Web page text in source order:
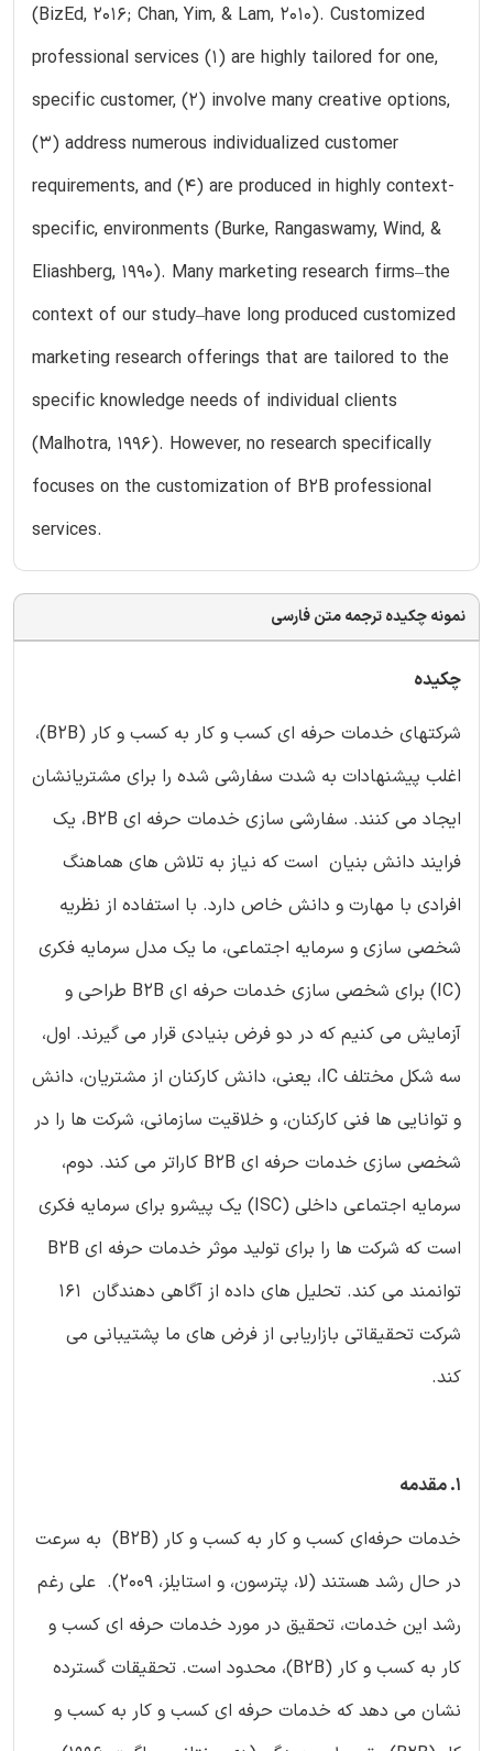
(BizEd, 2016; Chan, Yim, & Lam, 2010). Customized
professional services (1) are highly tailored for one,
specific customer, (2) involve many creative options,
(3) address numerous individualized customer
requirements, and (4) are produced in highly context-
specific, environments (Burke, Rangaswamy, Wind, &
Eliashberg, 1990). Many marketing research firms–the
context of our study–have long produced customized
marketing research offerings that are tailored to the
specific knowledge needs of individual clients
(Malhotra, 1996). However, no research specifically
focuses on the customization of B2B professional
services.
نمونه چکیده ترجمه متن فارسی
چکیده
شرکتهای خدمات حرفه ای کسب و کار به کسب و کار (B2B)،
اغلب پیشنهادات به شدت سفارشی شده را برای مشتریانشان
ایجاد می کنند. سفارشی سازی خدمات حرفه ای B2B، یک
فرایند دانش بنیان است که نیاز به تلاش های هماهنگ
افرادی با مهارت و دانش خاص دارد. با استفاده از نظریه
شخصی سازی و سرمایه اجتماعی، ما یک مدل سرمایه فکری
(IC) برای شخصی سازی خدمات حرفه ای B2B طراحی و
آزمایش می کنیم که در دو فرض بنیادی قرار می گیرند. اول،
سه شکل مختلف IC، یعنی، دانش کارکنان از مشتریان، دانش
و توانایی ها فنی کارکنان، و خلاقیت سازمانی، شرکت ها را در
شخصی سازی خدمات حرفه ای B2B کاراتر می کند. دوم،
سرمایه اجتماعی داخلی (ISC) یک پیشرو برای سرمایه فکری
است که شرکت ها را برای تولید موثر خدمات حرفه ای B2B
توانمند می کند. تحلیل های داده از آگاهی دهندگان 161
شرکت تحقیقاتی بازاریابی از فرض های ما پشتیبانی می
کند.
1. مقدمه
خدمات حرفه‌ای کسب و کار به کسب و کار (B2B) به سرعت
در حال رشد هستند (لا، پترسون، و استایلز، 2009). علی رغم
رشد این خدمات، تحقیق در مورد خدمات حرفه ای کسب و
کار به کسب و کار (B2B)، محدود است. تحقیقات گسترده
نشان می دهد که خدمات حرفه ای کسب و کار به کسب و